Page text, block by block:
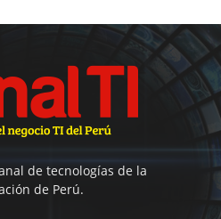
de tecnologías de la
de Perú.